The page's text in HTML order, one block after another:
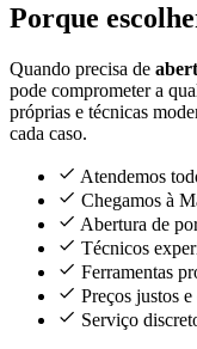
Porque
Quando precisa de
pode comprometer a
próprias e técnicas
cada caso.
Atendemos
Chegamos à
Abertura de
Técnicos
Ferramentas
Preços justos
Serviço